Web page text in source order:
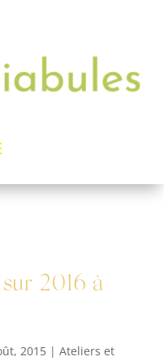
2016 à
2015| Ateliers et